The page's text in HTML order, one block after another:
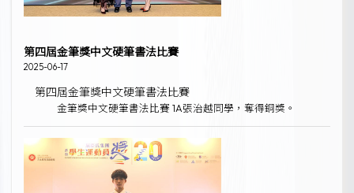
第四屆金筆獎中文硬筆書法比賽
2025-06-17
第四屆金筆獎中文硬筆書法比賽
金筆獎中文硬筆書法比賽 1A張治越同學，奪得銅獎。